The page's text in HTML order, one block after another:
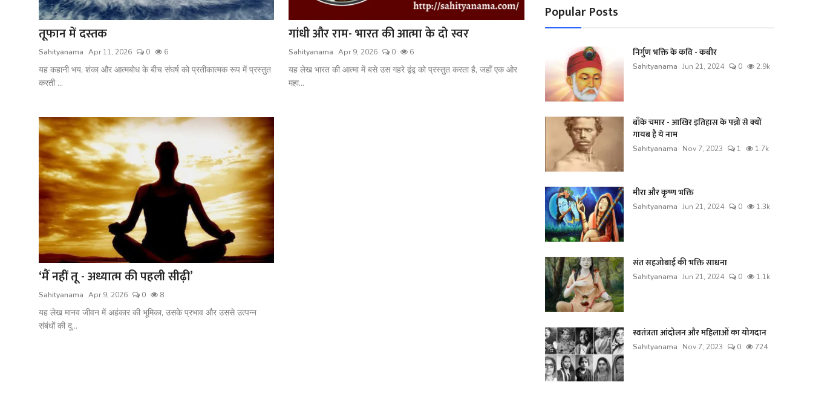
शख्सियत
यात्रावृत्तांत
तूफान में दस्तक
Sahityanama Apr 11, 2026 0 6
यह कहानी भय, शंका और आत्मबोध के बीच संघर्ष को प्रतीकात्मक रूप में प्रस्तुत
करती ...
गांधी और राम- भारत की आत्मा के दो स्वर
Sahityanama Apr 9, 2026 0 6
यह लेख भारत की आत्मा में बसे उस गहरे द्वंद्व को प्रस्तुत करता है, जहाँ एक ओर
महा...
‘मैं नहीं तू - अध्यात्म की पहली सीढ़ी’
Sahityanama Apr 9, 2026 0 8
यह लेख मानव जीवन में अहंकार की भूमिका, उसके प्रभाव और उससे उत्पन्न
संबंधों की दू...
Popular Posts
निर्गुण भक्ति के कवि - कबीर
Sahityanama Jun 21, 2024 0 2.9k
बाँके चमार - आखिर इतिहास के पन्नों से क्यों
गायब है ये नाम
Sahityanama Nov 7, 2023 1 1.7k
मीरा और कृष्ण भक्ति
Sahityanama Jun 21, 2024 0 1.3k
संत सहजोबाई की भक्ति साधना
Sahityanama Jun 21, 2024 0 1.1k
स्वतंत्रता आंदोलन और महिलाओं का योगदान
Sahityanama Nov 7, 2023 0 724